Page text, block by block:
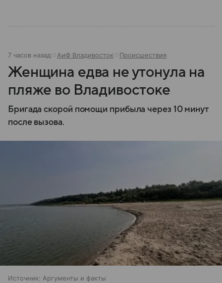
7 часов назад АиФ Владивосток Происшествия
Женщина едва не утонула на
пляже во Владивостоке
Бригада скорой помощи прибыла через 10 минут
после вызова.
Источник: Аргументы и факты